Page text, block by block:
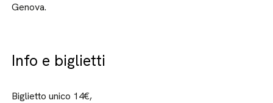
Genova.
Info e biglietti
Biglietto unico 14€,